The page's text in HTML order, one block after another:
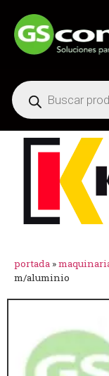
portada »
m/aluminio